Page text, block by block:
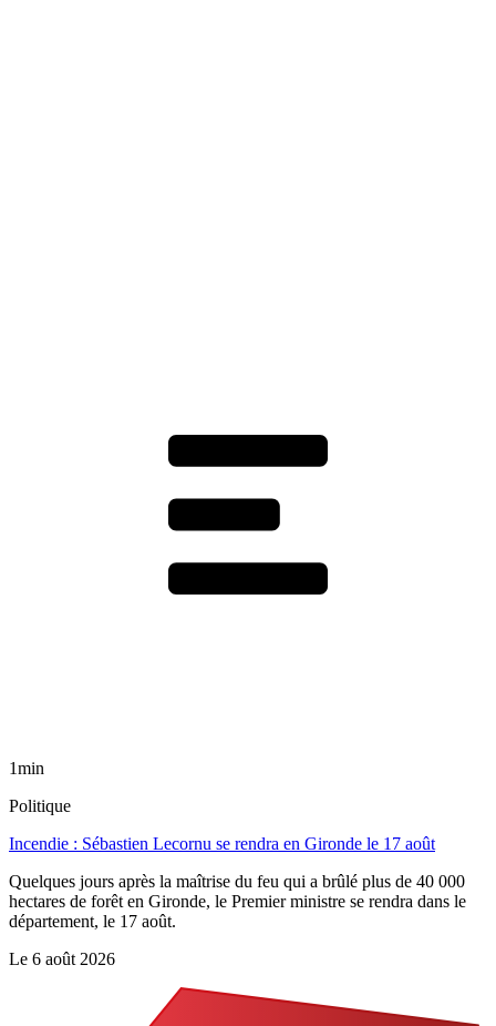
1min
Politique
Incendie : Sébastien Lecornu se rendra en Gironde le 17 août
Quelques jours après la maîtrise du feu qui a brûlé plus de 40 000
hectares de forêt en Gironde, le Premier ministre se rendra dans le
département, le 17 août.
Le 6 août 2026